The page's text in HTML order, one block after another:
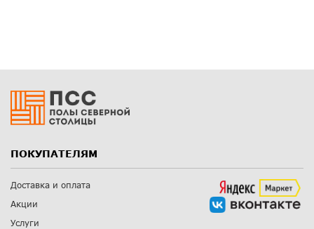
ПОКУПАТЕЛЯМ
Доставка и оплата
Акции
Услуги